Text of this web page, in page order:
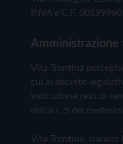
P.IVA e C.F.
Amministrazione
Vita Trentina
cui al decreto
Indicazione resa ai
dell'art. 5 del
Vita Trentina, tramite